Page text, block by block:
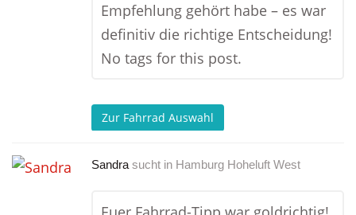
Empfehlung gehört habe – es war
definitiv die richtige Entscheidung!
No tags for this post.
Zur Fahrrad Auswahl
Sandra sucht in Hamburg Hoheluft West